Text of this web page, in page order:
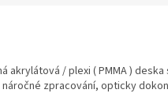
akrylátová / plexi ( PMMA )
zpracování, opticky